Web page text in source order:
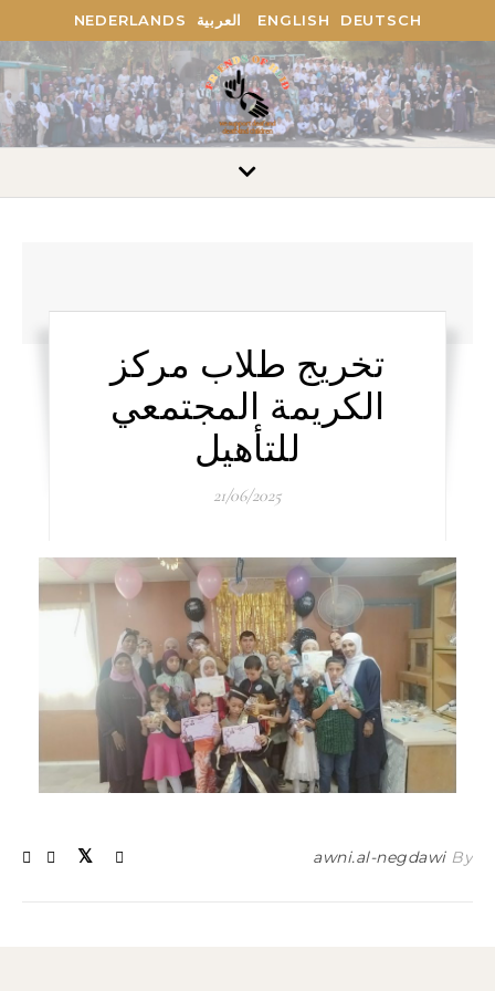
DEUTSCH
ENGLISH العربية NEDERLANDS
تخريج طلاب مركز
الكريمة المجتمعي
للتأهيل
21/06/2025
By
awni.al-negdawi